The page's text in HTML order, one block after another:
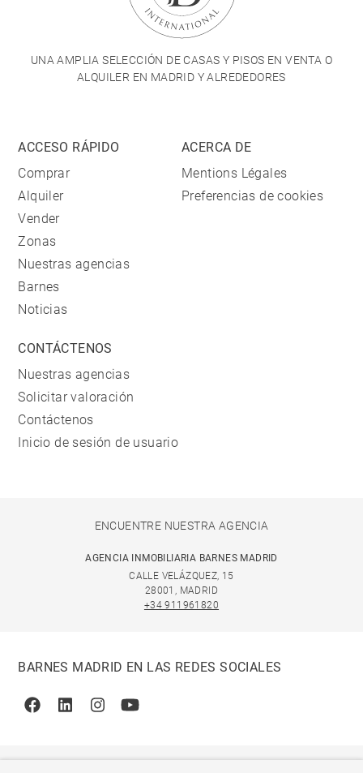
UNA AMPLIA SELECCIÓN DE CASAS Y PISOS EN VENTA O
ALQUILER EN MADRID Y ALREDEDORES
ACCESO RÁPIDO
Comprar
Alquiler
Vender
Zonas
Nuestras agencias
Barnes
Noticias
ACERCA DE
Mentions Légales
Preferencias de cookies
CONTÁCTENOS
Nuestras agencias
Solicitar valoración
Contáctenos
Inicio de sesión de usuario
ENCUENTRE NUESTRA AGENCIA
AGENCIA INMOBILIARIA BARNES MADRID
CALLE VELÁZQUEZ, 15
28001, MADRID
+34 911961820
BARNES MADRID EN LAS REDES SOCIALES
FacebookLinkedinInstagramYoutube